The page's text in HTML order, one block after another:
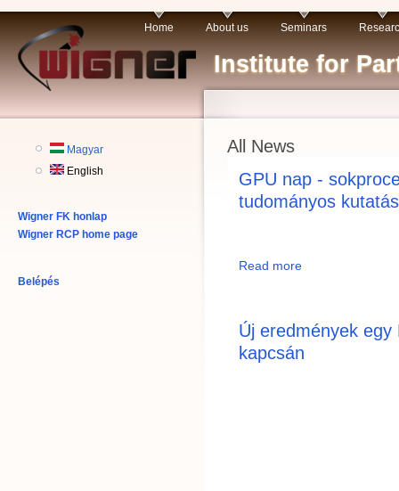
Institute for
Home About us Seminars
Magyar
English
Wigner FK honlap
Wigner RCP home page
Belépés
All News
GPU nap -
tudományos
Read more
Új eredmények
kapcsán